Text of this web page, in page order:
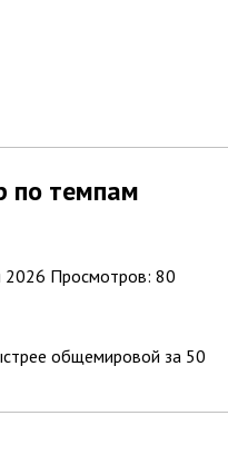
по темпам
2026 Просмотров: 80
общемировой за 50